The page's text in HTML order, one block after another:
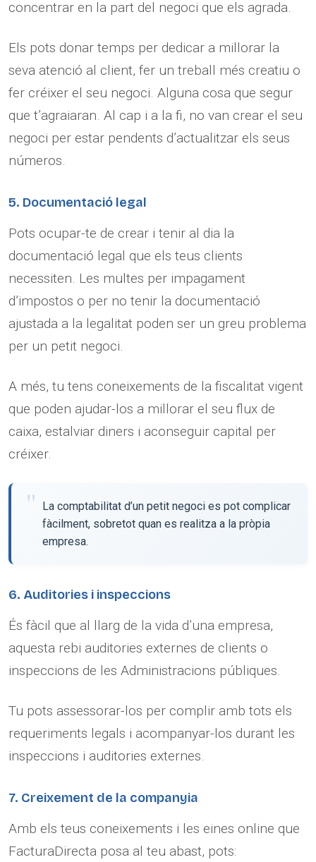
concentrar en la part del negoci que els agrada.
Els pots donar temps per dedicar a millorar la
seva atenció al client, fer un treball més creatiu o
fer créixer el seu negoci. Alguna cosa que segur
que t’agraiaran. Al cap i a la fi, no van crear el seu
negoci per estar pendents d’actualitzar els seus
números.
5. Documentació legal
Pots ocupar-te de crear i tenir al dia la
documentació legal que els teus clients
necessiten. Les multes per impagament
d’impostos o per no tenir la documentació
ajustada a la legalitat poden ser un greu problema
per un petit negoci.
A més, tu tens coneixements de la fiscalitat vigent
que poden ajudar-los a millorar el seu flux de
caixa, estalviar diners i aconseguir capital per
créixer.
La comptabilitat d’un petit negoci es pot complicar
fàcilment, sobretot quan es realitza a la pròpia
empresa.
6. Auditories i inspeccions
És fàcil que al llarg de la vida d’una empresa,
aquesta rebi auditories externes de clients o
inspeccions de les Administracions públiques.
Tu pots assessorar-los per complir amb tots els
requeriments legals i acompanyar-los durant les
inspeccions i auditories externes.
7. Creixement de la companyia
Amb els teus coneixements i les eines online que
FacturaDirecta posa al teu abast, pots: